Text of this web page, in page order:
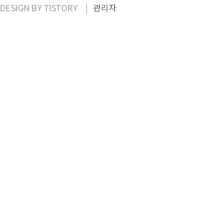
DESIGN BYTISTORY 관리자